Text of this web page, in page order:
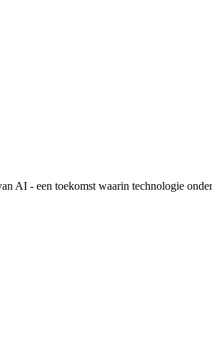
AI - een toekomst waarin technologie